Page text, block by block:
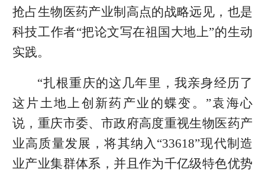
抢占生物医药产业制高点的战略远见，也是
科技工作者“把论文写在祖国大地上”的生动
实践。
“扎根重庆的这几年里，我亲身经历了
这片土地上创新药产业的蝶变。”袁海心
说，重庆市委、市政府高度重视生物医药产
业高质量发展，将其纳入“33618”现代制造
业产业集群体系，并且作为千亿级特色优势